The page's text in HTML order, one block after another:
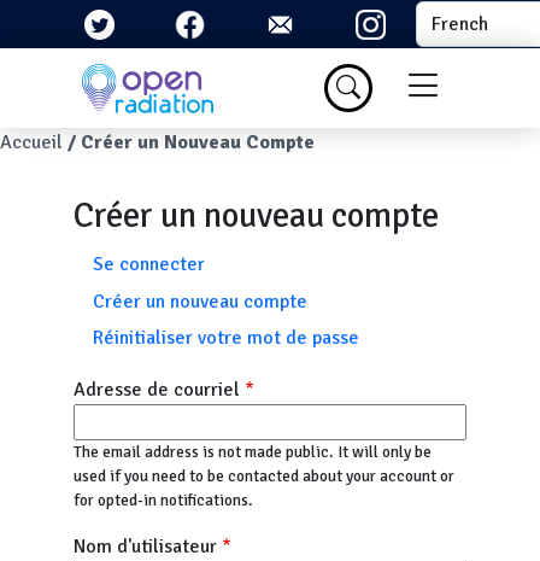
Aller au contenu principal Select your
Menu du
Fil d'Ariane
Accueil Créer un Nouveau Compte
Créer un nouveau compte
Onglets principaux
Se connecter
Créer un nouveau compte
Réinitialiser votre mot de passe
Adresse de courriel
The email address is not made public. It will only be
used if you need to be contacted about your account or
for opted-in notifications.
Nom d'utilisateur